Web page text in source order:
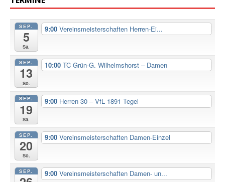
SEP.
5
Sa.
9:00 Vereinsmeisterschaften Herren-Ei...
SEP.
13
So.
10:00 TC Grün-G. Wilhelmshorst – Damen
SEP.
19
Sa.
9:00 Herren 30 – VfL 1891 Tegel
SEP.
20
So.
9:00 Vereinsmeisterschaften Damen-Einzel
SEP. 9:00 Vereinsmeisterschaften Damen- un...